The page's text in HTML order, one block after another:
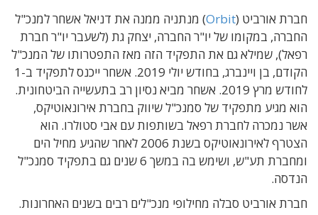
חברת אורביט (Orbit) מנתניה ממנה את דניאל אשחר למנכ"ל
החברה, במקומו של יו"ר החברה, יצחק גת (לשעבר יו"ר חברת
רפאל), שמילא גם את התפקיד הזה מאז התפטרותו של המנכ"ל
הקודם, בן ויינברג, בחודש יולי 2019. אשחר ייכנס לתפקיד ב-1
לחודש מרץ 2019. אשחר מביא נסיון רב בתעשייה הביטחונית.
הוא מגיע מתפקיד של סמנכ"ל שיווק בחברת אירונאוטיקס,
אשר נמכרה לחברת רפאל בשותפות עם אבי סטולרו. הוא
הצטרף לאירונאוטיקס בשנת 2006 לאחר שהגיע מחיל הים
ומחברת תע"ש, ושימש בה במשך 6 שנים גם בתפקיד סמנכ"ל
הנדסה.
חברת אורביט סבלה מחילופי מנכ"לים רבים בשנים האחרונות.